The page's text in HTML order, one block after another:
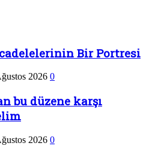
Bir Portresi
2026 0
bu düzene karşı
2026 0